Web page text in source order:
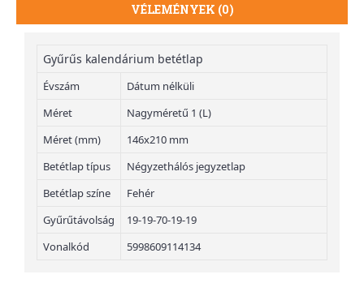
VÉLEMÉNYEK (0)
Gyűrűs kalendárium betétlap
Évszám
Dátum nélküli
Méret
Nagyméretű 1 (L)
Méret (mm)
146x210 mm
Betétlap típus
Négyzethálós jegyzetlap
Betétlap színe
Fehér
Gyűrűtávolság
19-19-70-19-19
Vonalkód
5998609114134